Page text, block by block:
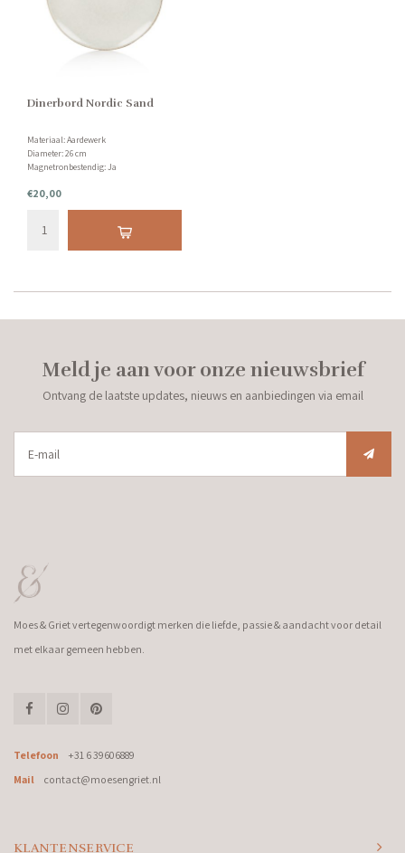
Dinerbord Nordic Sand
Materiaal: Aardewerk
Diameter: 26 cm
Magnetronbestendig: Ja
€20,00
Meld je aan voor onze nieuwsbrief
Ontvang de laatste updates, nieuws en aanbiedingen via email
Moes & Griet vertegenwoordigt merken die liefde, passie & aandacht voor detail
met elkaar gemeen hebben.
Telefoon
+31 6 39606889
Mail
contact@moesengriet.nl
KLANTENSERVICE